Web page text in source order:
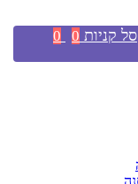
סל קניות 0
0